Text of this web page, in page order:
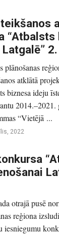
“Atbalsts
plānošanas
atklātā
biznesa ideju
2014.–2021.
“Vietējā ...
2022
otrajā pusē
reģiona
iesniegumu